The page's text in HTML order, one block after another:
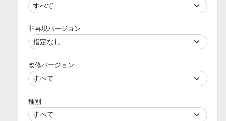
非再現バージョン
改修バージョン
種別